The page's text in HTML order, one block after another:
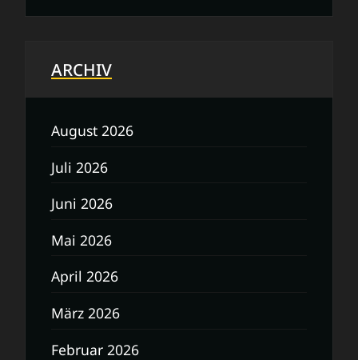
ARCHIV
August 2026
Juli 2026
Juni 2026
Mai 2026
April 2026
März 2026
Februar 2026